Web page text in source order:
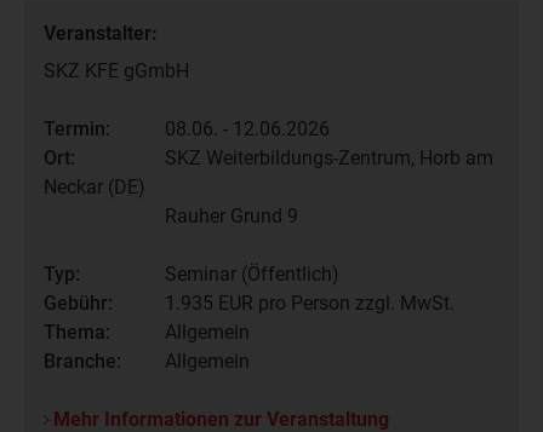
Veranstalter:
SKZ KFE gGmbH
Termin:
08.06. - 12.06.2026
Ort:
SKZ Weiterbildungs-Zentrum, Horb am
Neckar (DE)
Rauher Grund 9
Typ:
Seminar (Öffentlich)
Gebühr:
1.935 EUR pro Person zzgl. MwSt.
Thema:
Allgemein
Branche:
Allgemein
Mehr Informationen zur Veranstaltung